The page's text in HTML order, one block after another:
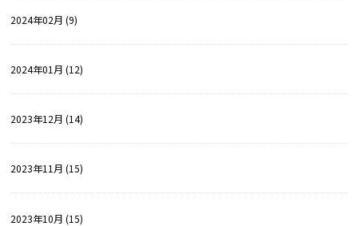
2024年02月 (9)
2024年01月 (12)
2023年12月 (14)
2023年11月 (15)
2023年10月 (15)